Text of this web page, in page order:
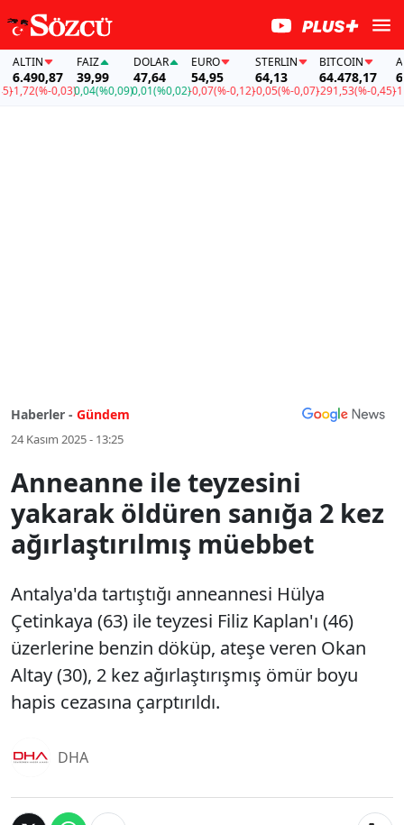
(%-0,03)
FAİZ
39,99
0,04(%0,09)
DOLAR
47,64
0,01(%0,02)
EURO
54,95
-0,07(%-0,12)
STERLIN
64,13
-0,05(%-0,07)
BITCOIN
64.478,17
-291,53(%-0,45)-1,72
Haberler - Gündem
24 Kasım 2025 - 13:25
Anneanne ile teyzesini
yakarak öldüren sanığa 2 kez
ağırlaştırılmış müebbet
Antalya'da tartıştığı anneannesi Hülya
Çetinkaya (63) ile teyzesi Filiz Kaplan'ı (46)
üzerlerine benzin döküp, ateşe veren Okan
Altay (30), 2 kez ağırlaştırışmış ömür boyu
hapis cezasına çarptırıldı.
DHA